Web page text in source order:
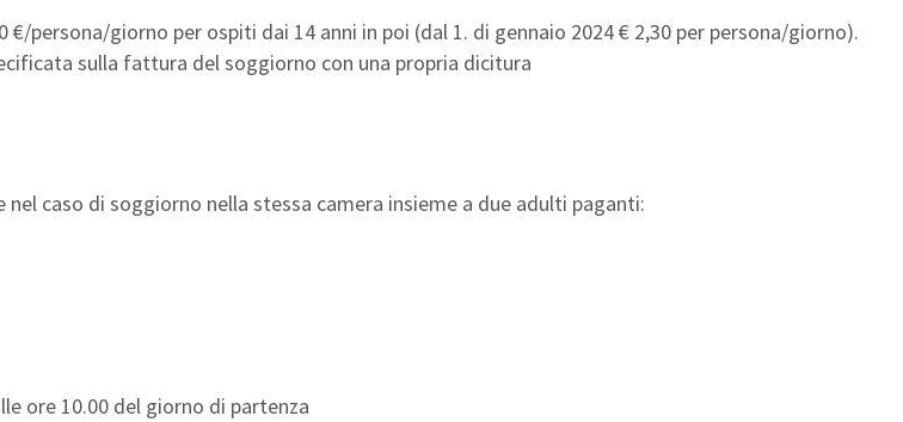
persona/giorno per ospiti dai 14 anni in poi (dal 1. di gennaio 2024 € 2,30 per persona/giorno).
sulla fattura del soggiorno con una propria dicitura
caso di soggiorno nella stessa camera insieme a due adulti paganti:
ore 10.00 del giorno di partenza